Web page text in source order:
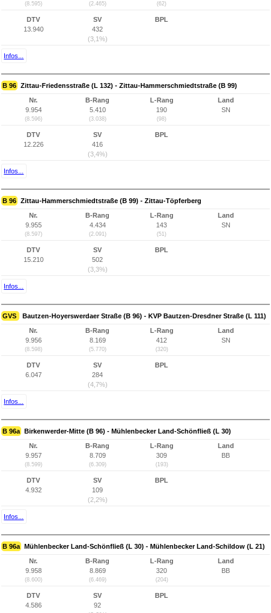
(8.595) (2.465) (62)
DTV
13.940
SV
432
(3,1%)
BPL
Infos...
B 96 Zittau-Friedensstraße (L 132) - Zittau-Hammerschmiedtstraße (B 99)
Nr.
9.954
(8.596)
B-Rang
5.410
(3.038)
L-Rang
190
(98)
Land
SN
DTV
12.226
SV
416
(3,4%)
BPL
Infos...
B 96 Zittau-Hammerschmiedtstraße (B 99) - Zittau-Töpferberg
Nr.
9.955
(8.597)
B-Rang
4.434
(2.091)
L-Rang
143
(51)
Land
SN
DTV
15.210
SV
502
(3,3%)
BPL
Infos...
GVS Bautzen-Hoyerswerdaer Straße (B 96) - KVP Bautzen-Dresdner Straße (L 111)
Nr.
9.956
(8.598)
B-Rang
8.169
(5.770)
L-Rang
412
(320)
Land
SN
DTV
6.047
SV
284
(4,7%)
BPL
Infos...
B 96a Birkenwerder-Mitte (B 96) - Mühlenbecker Land-Schönfließ (L 30)
Nr.
9.957
(8.599)
B-Rang
8.709
(6.309)
L-Rang
309
(193)
Land
BB
DTV
4.932
SV
109
(2,2%)
BPL
Infos...
B 96a Mühlenbecker Land-Schönfließ (L 30) - Mühlenbecker Land-Schildow (L 21)
Nr.
9.958
(8.600)
B-Rang
8.869
(6.469)
L-Rang
320
(204)
Land
BB
DTV
4.586
SV
92
BPL